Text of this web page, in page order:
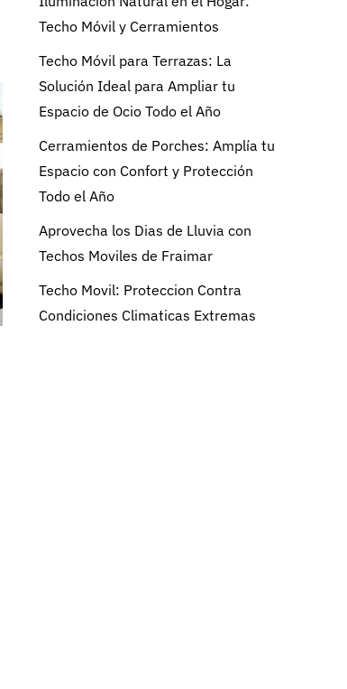
Techo Móvil y Cerramientos
Techo Móvil para Terrazas: La
Solución Ideal para Ampliar tu
Espacio de Ocio Todo el Año
Cerramientos de Porches: Amplía tu
Espacio con Confort y Protección
Todo el Año
Aprovecha los Dias de Lluvia con
Techos Moviles de Fraimar
Techo Movil: Proteccion Contra
Condiciones Climaticas Extremas